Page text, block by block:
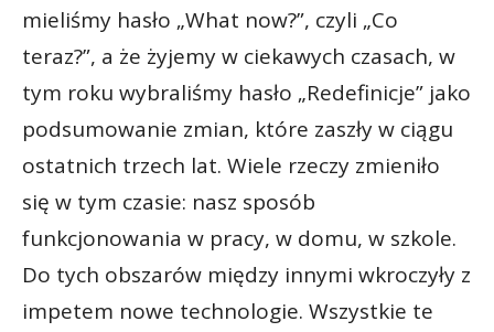
mieliśmy hasło „What now?”, czyli „Co
teraz?”, a że żyjemy w ciekawych czasach, w
tym roku wybraliśmy hasło „Redefinicje” jako
podsumowanie zmian, które zaszły w ciągu
ostatnich trzech lat. Wiele rzeczy zmieniło
się w tym czasie: nasz sposób
funkcjonowania w pracy, w domu, w szkole.
Do tych obszarów między innymi wkroczyły z
impetem nowe technologie. Wszystkie te